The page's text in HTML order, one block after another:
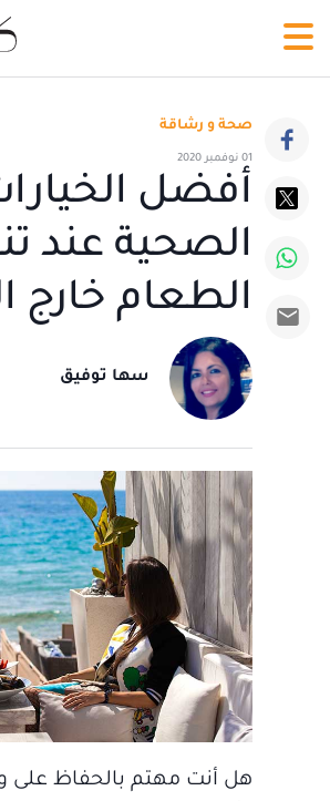
صحة و رشاقة
01 نوفمبر 2020
أفضل
الصحية عند
الطعام خارج
سها توفيق
هل أنت مهتم بالحفاظ على